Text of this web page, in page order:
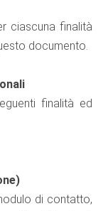
ciascuna finalità
documento.
finalità ed
di contatto,